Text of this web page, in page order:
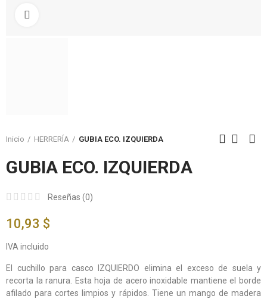
Inicio HERRERÍA GUBIA ECO. IZQUIERDA
GUBIA ECO. IZQUIERDA
Reseñas (0)
10,93 $
IVA incluido
El cuchillo para casco IZQUIERDO elimina el exceso de suela y
recorta la ranura. Esta hoja de acero inoxidable mantiene el borde
afilado para cortes limpios y rápidos. Tiene un mango de madera